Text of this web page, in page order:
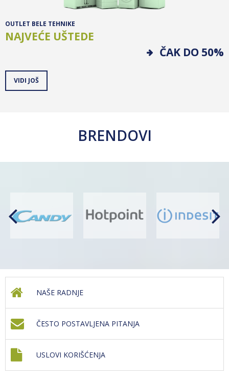
OUTLET BELE TEHNIKE
NAJVEĆE UŠTEDE
ČAK DO 50%
VIDI JOŠ
BRENDOVI
NAŠE RADNJE
ČESTO POSTAVLJENA PITANJA
USLOVI KORIŠĆENJA